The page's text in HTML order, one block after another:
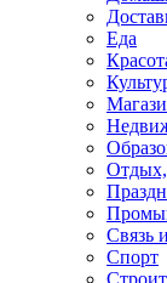
Еда
Отдых,
Связь
Спорт